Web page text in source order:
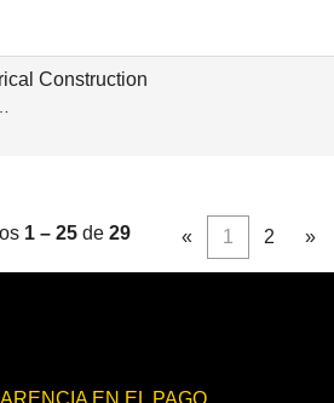
Construction
1 – 25 de 29 « 1 2 »